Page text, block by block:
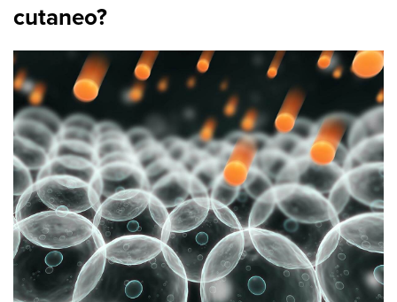
cutaneo?